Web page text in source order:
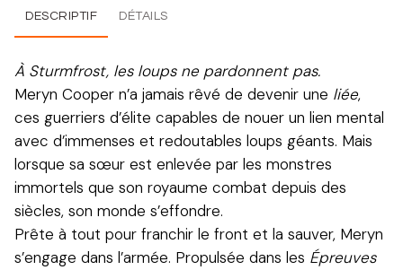
DESCRIPTIF DÉTAILS
À Sturmfrost, les loups ne pardonnent pas.
Meryn Cooper n’a jamais rêvé de devenir une liée,
ces guerriers d’élite capables de nouer un lien mental
avec d’immenses et redoutables loups géants. Mais
lorsque sa sœur est enlevée par les monstres
immortels que son royaume combat depuis des
siècles, son monde s’effondre.
Prête à tout pour franchir le front et la sauver, Meryn
s’engage dans l’armée. Propulsée dans les Épreuves